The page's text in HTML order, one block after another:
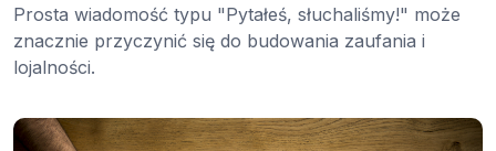
Prosta wiadomość typu "Pytałeś, słuchaliśmy!" może
znacznie przyczynić się do budowania zaufania i
lojalności.